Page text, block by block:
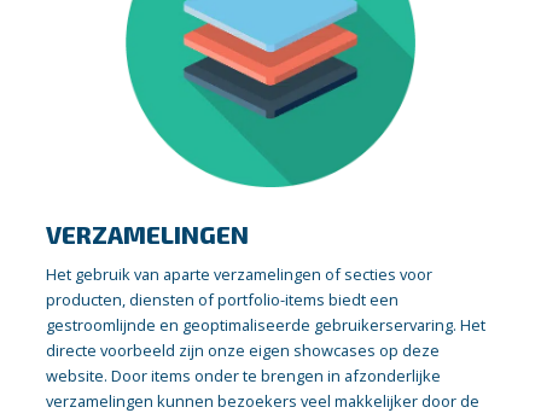
VERZAMELINGEN
Het gebruik van aparte verzamelingen of secties voor
producten, diensten of portfolio-items biedt een
gestroomlijnde en geoptimaliseerde gebruikerservaring. Het
directe voorbeeld zijn onze eigen showcases op deze
website. Door items onder te brengen in afzonderlijke
verzamelingen kunnen bezoekers veel makkelijker door de